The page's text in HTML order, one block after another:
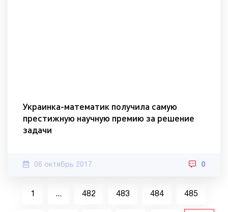
Украинка-математик получила самую
престижную научную премию за решение
задачи
06 октябрь 2017 0
1 ... 482 483 484 485